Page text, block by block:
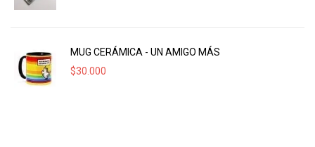
MUG CERÁMICA - UN AMIGO MÁS
$30.000